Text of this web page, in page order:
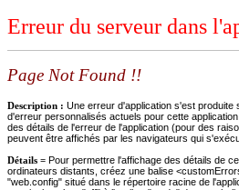
Erreur du serveur dans
Page Not Found !!
Description : Une erreur d'application s'est produite
d'erreur personnalisés actuels pour cette
des détails de l'erreur de l'application (pour des
peuvent être affichés par les navigateurs qui
Détails = Pour permettre l'affichage des détails de
ordinateurs distants, créez une balise
"web.config" situé dans le répertoire racine de